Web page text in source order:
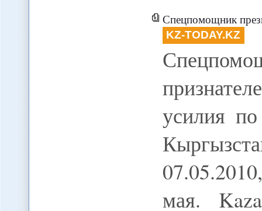
Спецпомощник президента США
KZ-TODAY.KZ
усилия
мая.